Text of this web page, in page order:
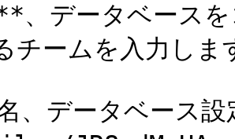
、データベースを
チームを入力しま
、データベース設